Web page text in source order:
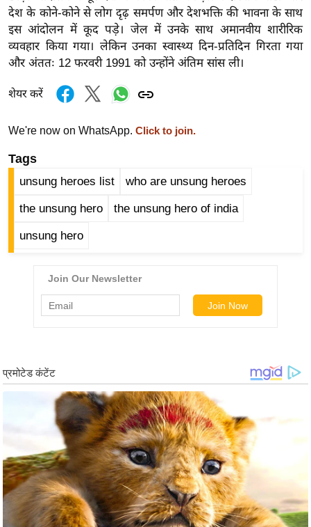
यि
क
मा
तृ
मि
स्तं
ए
म
आ
र
प
र
ध
र्म
ज्यो
ति
देश के कोने-कोने से लोग दृढ़ समर्पण और देशभक्ति की भावना के साथ
इस आंदोलन में कूद पड़े। जेल में उनके साथ अमानवीय शारीरिक
व्यवहार किया गया। लेकिन उनका स्वास्थ्य दिन-प्रतिदिन गिरता गया
और अंततः 12 फरवरी 1991 को उन्होंने अंतिम सांस ली।
शेयर करें
We're now on WhatsApp. Click to join.
Tags
unsung heroes list who are unsung heroes
the unsung hero the unsung hero of india
unsung hero